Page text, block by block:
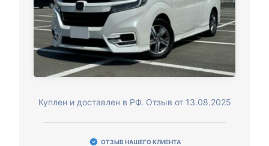
Куплен и доставлен в РФ. Отзыв от 13.08.2025
ОТЗЫВ НАШЕГО КЛИЕНТА